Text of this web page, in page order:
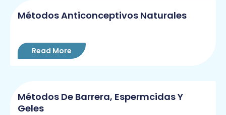
Métodos Anticonceptivos Naturales
Read More
Métodos De Barrera, Espermcidas Y
Geles